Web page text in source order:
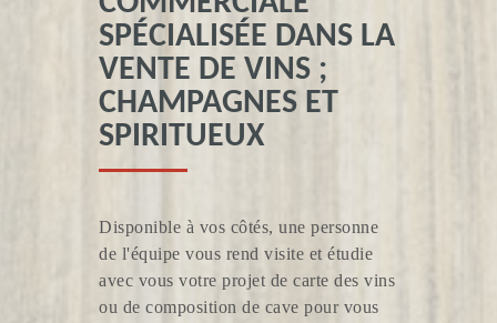
VIGNOBLE RATRON
VIGNOBLE BURC
SPÉCIALISÉE DANS LA
VENTE DE VINS ;
CHAMPAGNES ET
SPIRITUEUX
Disponible à vos côtés, une personne
de l'équipe vous rend visite et étudie
avec vous votre projet de carte des vins
ou de composition de cave pour vous